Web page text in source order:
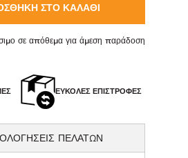
ΣΤΟ ΚΑΛΆΘΙ
σε απόθεμα για άμεση παράδοση
ΕΎΚΟΛΕΣ ΕΠΙΣΤΡΟΦΈΣ
ΠΕΛΑΤΩΝ